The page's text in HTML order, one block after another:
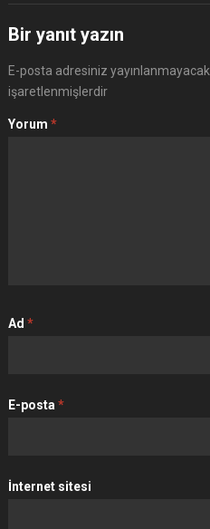
Bir yanıt yazın
E-posta adresiniz yayınlanmayacak.
işaretlenmişlerdir
Yorum *
Ad *
E-posta *
İnternet sitesi